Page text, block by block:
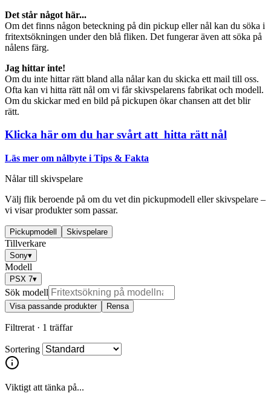
Det står något här...
Om det finns någon beteckning på din pickup eller nål kan du söka i
fritextsökningen under den blå fliken. Det fungerar även att söka på
nålens färg.
Jag hittar inte!
Om du inte hittar rätt bland alla nålar kan du skicka ett mail till oss.
Ofta kan vi hitta rätt nål om vi får skivspelarens fabrikat och modell.
Om du skickar med en bild på pickupen ökar chansen att det blir
rätt.
Klicka här om du har svårt att hitta rätt nål
Läs mer om nålbyte i Tips & Fakta
Nålar till skivspelare
Välj flik beroende på om du vet din pickupmodell eller skivspelare –
vi visar produkter som passar.
Pickupmodell Skivspelare
Tillverkare
Sony▾
Modell
PSX 7▾
Sök modell
Visa passande produkter Rensa
Filtrerat · 1 träffar
Sortering
Viktigt att tänka på...